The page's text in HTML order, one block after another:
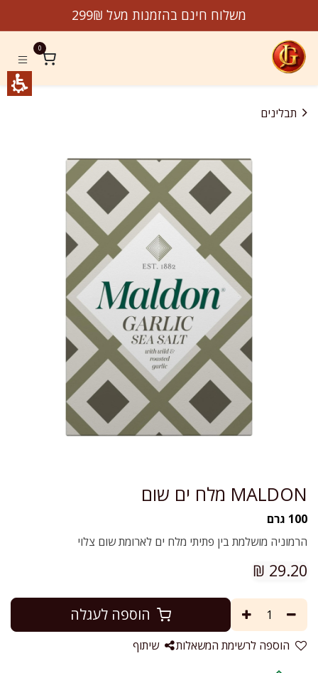
משלוח חינם בהזמנות מעל 299₪
0
תבלינים
MALDON מלח ים שום
100 גרם
הרמוניה מושלמת בין פתיתי מלח ים לארומת שום צלוי
29.20
₪
הוספה לעגלה
הוספה לרשימת המשאלות שיתוף